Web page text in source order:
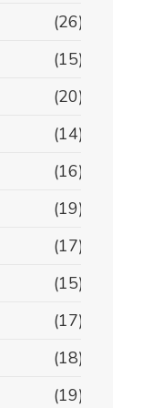
(26)
(15)
(20)
(14)
(16)
(19)
(17)
(15)
(17)
(18)
(19)